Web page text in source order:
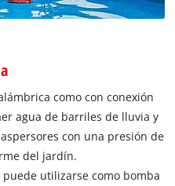
como con conexión
agua de barriles de lluvia y
con una presión de
del jardín.
utilizarse como bomba